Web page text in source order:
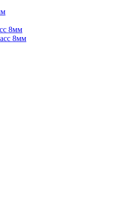
8мм
8мм